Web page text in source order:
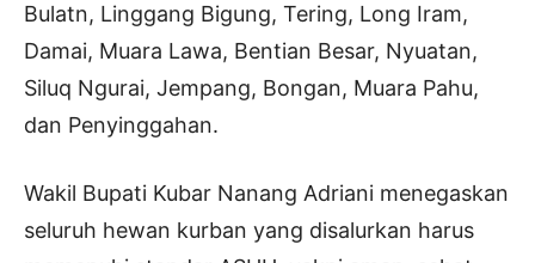
Bulatn, Linggang Bigung, Tering, Long Iram,
Damai, Muara Lawa, Bentian Besar, Nyuatan,
Siluq Ngurai, Jempang, Bongan, Muara Pahu,
dan Penyinggahan.
Wakil Bupati Kubar Nanang Adriani menegaskan
seluruh hewan kurban yang disalurkan harus